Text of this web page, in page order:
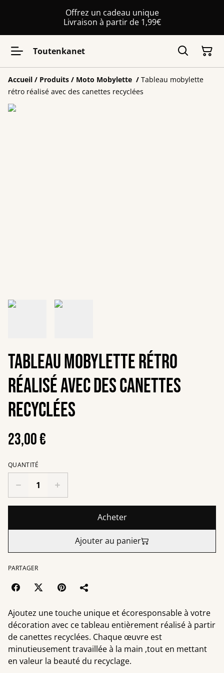
Offrez un cadeau unique
Livraison à partir de 1,99€
Toutenkanet
Accueil / Produits / Moto Mobylette / Tableau mobylette
rétro réalisé avec des canettes recyclées
Tableau mobylette rétro
réalisé avec des canettes
recyclées
23,00 €
QUANTITÉ
Acheter
Ajouter au panier
PARTAGER
Ajoutez une touche unique et écoresponsable à votre
décoration avec ce tableau entièrement réalisé à partir
de canettes recyclées. Chaque œuvre est
minutieusement travaillée à la main ,tout en mettant
en valeur la beauté du recyclage.